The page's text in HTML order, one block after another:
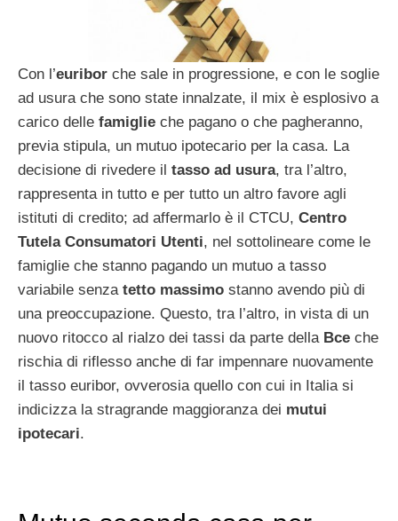
Con l’euribor che sale in progressione, e con le soglie
ad usura che sono state innalzate, il mix è esplosivo a
carico delle famiglie che pagano o che pagheranno,
previa stipula, un mutuo ipotecario per la casa. La
decisione di rivedere il tasso ad usura, tra l’altro,
rappresenta in tutto e per tutto un altro favore agli
istituti di credito; ad affermarlo è il CTCU, Centro
Tutela Consumatori Utenti, nel sottolineare come le
famiglie che stanno pagando un mutuo a tasso
variabile senza tetto massimo stanno avendo più di
una preoccupazione. Questo, tra l’altro, in vista di un
nuovo ritocco al rialzo dei tassi da parte della Bce che
rischia di riflesso anche di far impennare nuovamente
il tasso euribor, ovverosia quello con cui in Italia si
indicizza la stragrande maggioranza dei mutui
ipotecari.